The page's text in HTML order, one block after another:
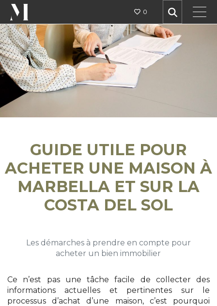
0
GUIDE UTILE POUR
ACHETER UNE MAISON À
MARBELLA ET SUR LA
COSTA DEL SOL
Les démarches à prendre en compte pour
acheter un bien immobilier
Ce n’est pas une tâche facile de collecter des
informations actuelles et pertinentes sur le
processus d’achat d’une maison, c’est pourquoi